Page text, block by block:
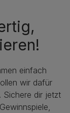
einfach
wir dafür
Sichere dir jetzt